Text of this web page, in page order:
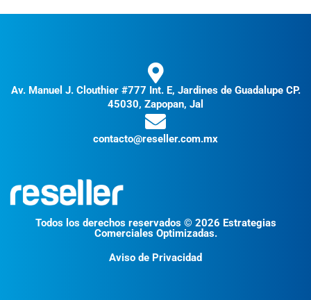
Av. Manuel J. Clouthier #777 Int. E, Jardines de Guadalupe CP.
45030, Zapopan, Jal
contacto@reseller.com.mx
Todos los derechos reservados © 2026 Estrategias
Comerciales Optimizadas.
Aviso de Privacidad